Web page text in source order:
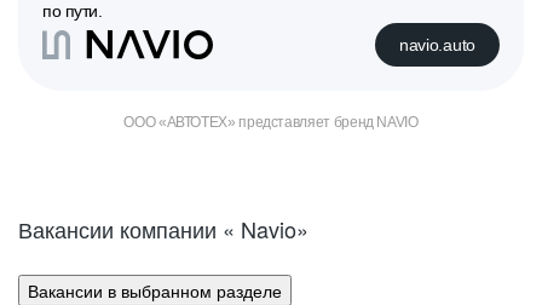
по пути.
navio.auto
ООО «АВТОТЕХ» представляет бренд NAVIO
Вакансии компании « Navio»
Вакансии в выбранном разделе